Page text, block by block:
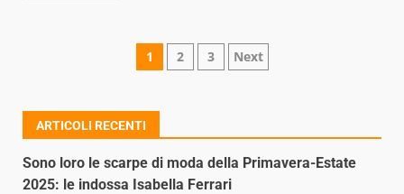
Paginazione
articoli
1 2 3 Next
ARTICOLI RECENTI
Sono loro le scarpe di moda della Primavera-Estate
2025: le indossa Isabella Ferrari